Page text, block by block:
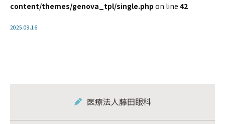
content/themes/genova_tpl/single.php on line 42
2025.09.16
医療法人藤田眼科